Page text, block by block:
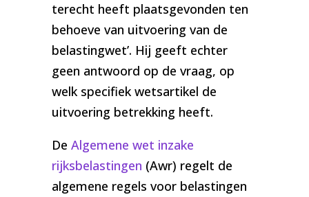
terecht heeft plaatsgevonden ten
behoeve van uitvoering van de
belastingwet’. Hij geeft echter
geen antwoord op de vraag, op
welk specifiek wetsartikel de
uitvoering betrekking heeft.
De Algemene wet inzake
rijksbelastingen (Awr) regelt de
algemene regels voor belastingen